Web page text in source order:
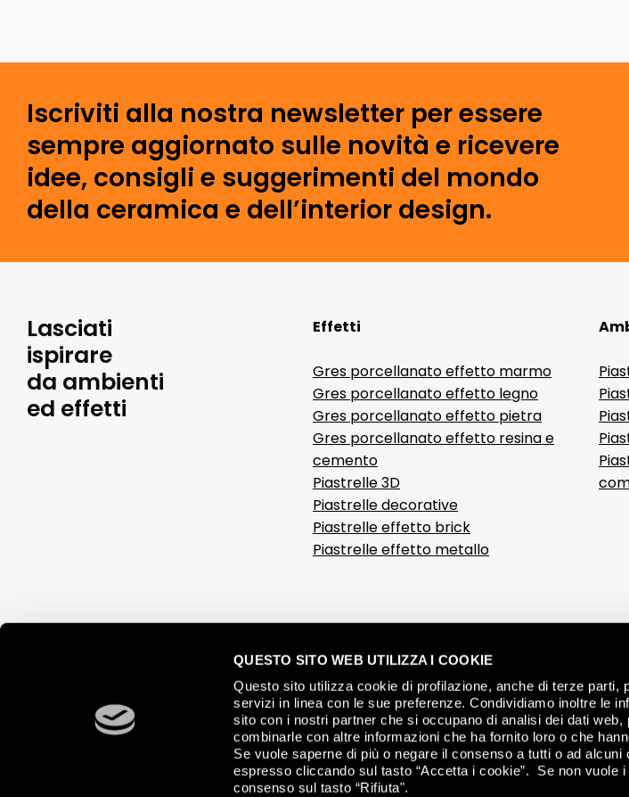
QUESTO SITO WEB UTILIZZA I COOKIE
Questo sito utilizza cookie di profilazione, anche di terze parti,
servizi in linea con le sue preferenze. Condividiamo inoltre le
sito con i nostri partner che si occupano di analisi dei dati
combinarle con altre informazioni che ha fornito loro o che
Se vuole saperne di più o negare il consenso a tutti o ad
espresso cliccando sul tasto “Accetta i cookie”. Se non vuole
consenso sul tasto “Rifiuta".
Iscriviti alla nostra newsletter per essere
sempre aggiornato sulle novità e ricevere
idee, consigli e suggerimenti del mondo
della ceramica e dell’interior design.
Lasciati
ispirare
da ambienti
ed effetti
Effetti
Gres porcellanato effetto marmo
Gres porcellanato effetto legno
Gres porcellanato effetto pietra
Gres porcellanato effetto resina e
cemento
Piastrelle 3D
Piastrelle decorative
Piastrelle effetto brick
Piastrelle effetto metallo